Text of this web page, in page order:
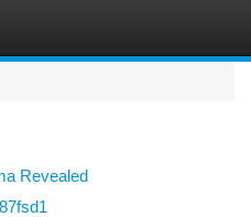
Revealed